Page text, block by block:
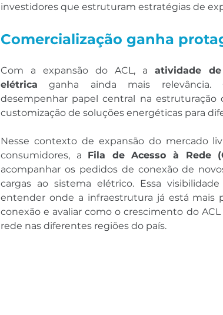
investidores que estruturam estratégias de
Comercialização ganha
Com a expansão do ACL, a atividade
elétrica ganha ainda mais relevância.
desempenhar papel central na estruturação
customização de soluções energéticas para
Nesse contexto de expansão do mercado
consumidores, a Fila de Acesso à Rede
acompanhar os pedidos de conexão de
cargas ao sistema elétrico. Essa
entender onde a infraestrutura já está mais
conexão e avaliar como o crescimento do
rede nas diferentes regiões do país.